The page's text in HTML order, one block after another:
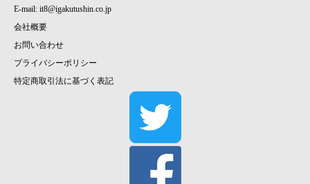
E-mail: it8@igakutushin.co.jp
会社概要
お問い合わせ
プライバシーポリシー
特定商取引法に基づく表記